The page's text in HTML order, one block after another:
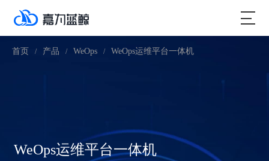
首页 / 产品 / WeOps / WeOps运维平台一体机
WeOps运维平台一体机